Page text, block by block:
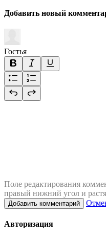
Добавить новый
Гостья
Поле редактирования
правый нижний угол и
Добавить комментарий
Авторизация